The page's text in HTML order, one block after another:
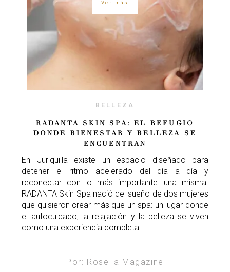
Ver más
BELLEZA
RADANTA SKIN SPA: EL REFUGIO
DONDE BIENESTAR Y BELLEZA SE
ENCUENTRAN
En Juriquilla existe un espacio diseñado para
detener el ritmo acelerado del día a día y
reconectar con lo más importante: una misma.
RADANTA Skin Spa nació del sueño de dos mujeres
que quisieron crear más que un spa: un lugar donde
el autocuidado, la relajación y la belleza se viven
como una experiencia completa.
Por: Rosella Magazine